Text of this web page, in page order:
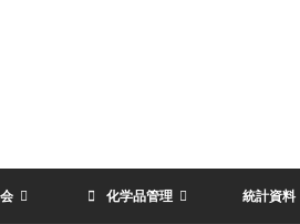
化学品管理 統計資料